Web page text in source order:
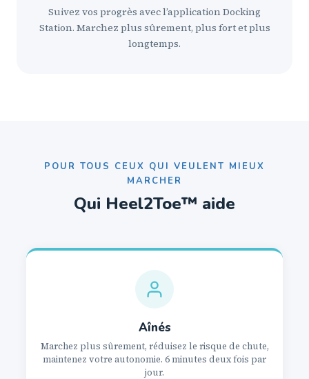
Suivez vos progrès avec l’application Docking
Station. Marchez plus sûrement, plus fort et plus
longtemps.
POUR TOUS CEUX QUI VEULENT MIEUX
MARCHER
Qui Heel2Toe™ aide
Aînés
Marchez plus sûrement, réduisez le risque de chute,
maintenez votre autonomie. 6 minutes deux fois par
jour.